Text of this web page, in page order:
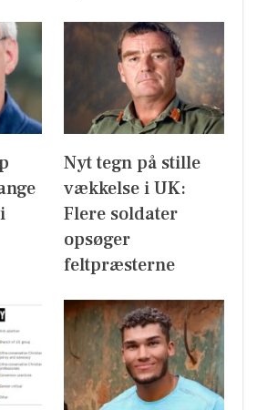
Nyt tegn på stille
vækkelse i UK:
Flere soldater
opsøger
feltpræsterne